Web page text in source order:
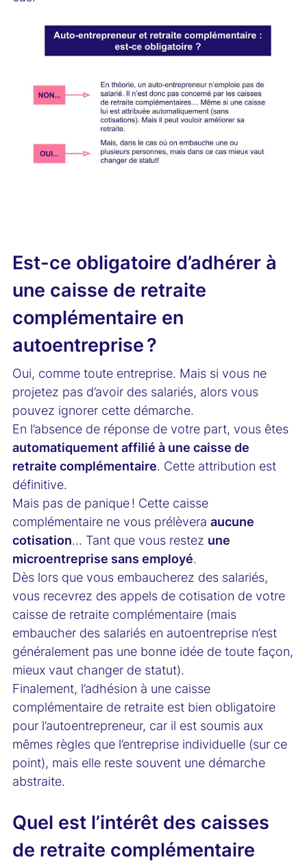
Est-ce obligatoire d’adhérer à
une caisse de retraite
complémentaire en
autoentreprise ?
Oui, comme toute entreprise. Mais si vous ne
projetez pas d’avoir des salariés, alors vous
pouvez ignorer cette démarche.
En l’absence de réponse de votre part, vous êtes
automatiquement affilié à une caisse de
retraite complémentaire. Cette attribution est
définitive.
Mais pas de panique ! Cette caisse
complémentaire ne vous prélèvera aucune
cotisation… Tant que vous restez une
microentreprise sans employé.
Dès lors que vous embaucherez des salariés,
vous recevrez des appels de cotisation de votre
caisse de retraite complémentaire (mais
embaucher des salariés en autoentreprise n’est
généralement pas une bonne idée de toute façon,
mieux vaut changer de statut).
Finalement, l’adhésion à une caisse
complémentaire de retraite est bien obligatoire
pour l’autoentrepreneur, car il est soumis aux
mêmes règles que l’entreprise individuelle (sur ce
point), mais elle reste souvent une démarche
abstraite.
Quel est l’intérêt des caisses
de retraite complémentaire